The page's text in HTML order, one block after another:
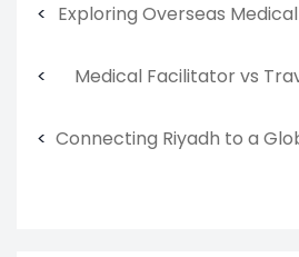
Exploring Overseas
Medical Facilitator vs
Connecting Riyadh to a